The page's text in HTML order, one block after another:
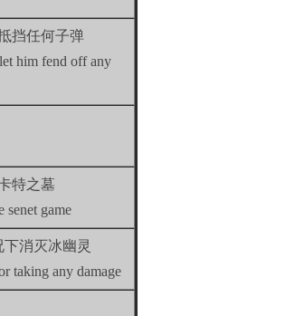
挡任何子弹
him fend off any
特之墓
senet game
消灭冰幽灵
taking any damage